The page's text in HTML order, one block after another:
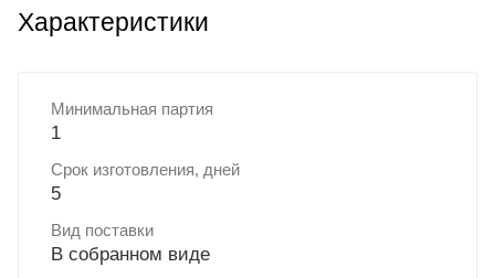
Характеристики
Минимальная партия
1
Срок изготовления, дней
5
Вид поставки
В собранном виде